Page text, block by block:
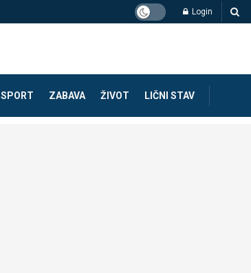
Login
SPORT ZABAVA ŽIVOT LIČNI STAV